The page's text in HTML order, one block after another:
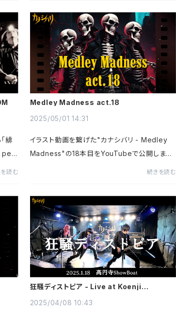
at 'Destruction Mafia act.3' o...
緋
perf
-
読む
Medley Madness act.18
2025/05/01 14:31
イラスト動画を繋げた"カナシバリ - Medley
Madness"の18本目をYouTubeで公開しまし
Medley Madness, on YouTube!カナシバ...
続きを読む
狂騒ディストピア - Live at Koenji
2025/04/08 10:43